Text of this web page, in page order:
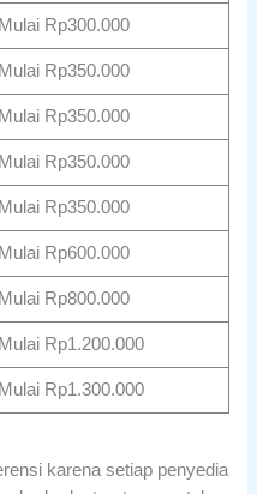
Mulai Rp300.000
Mulai Rp350.000
Mulai Rp350.000
Mulai Rp350.000
Mulai Rp350.000
Mulai Rp600.000
Mulai Rp800.000
Mulai Rp1.200.000
Mulai Rp1.300.000
karena setiap penyedia